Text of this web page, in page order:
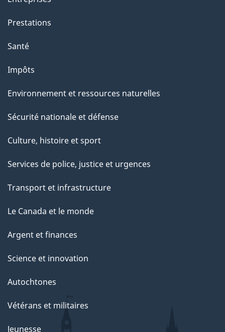
"
Prestations
Santé
Impôts
Environnement et ressources naturelles
Sécurité nationale et défense
Culture, histoire et sport
Services de police, justice et urgences
Transport et infrastructure
Le Canada et le monde
Argent et finances
Science et innovation
Autochtones
Vétérans et militaires
Jeunesse